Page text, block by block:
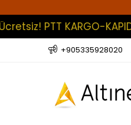
KARGO-KAPIDA
+905335928020